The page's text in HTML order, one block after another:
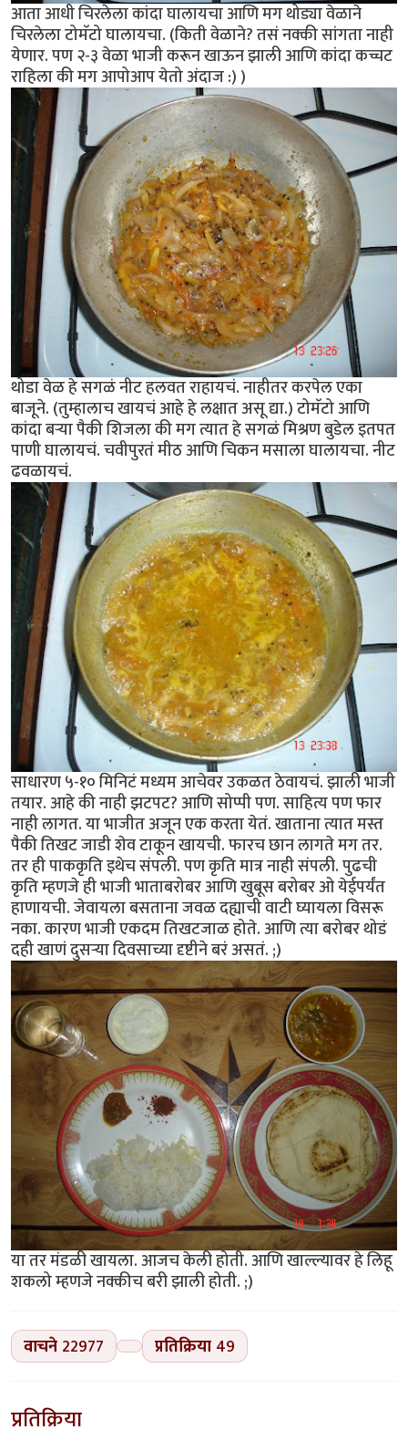
आता आधी चिरलेला कांदा घालायचा आणि मग थोड्या वेळाने
चिरलेला टोमॅटो घालायचा. (किती वेळाने? तसं नक्की सांगता नाही
येणार. पण २-३ वेळा भाजी करून खाऊन झाली आणि कांदा कच्चट
राहिला की मग आपोआप येतो अंदाज :) )
थोडा वेळ हे सगळं नीट हलवत राहायचं. नाहीतर करपेल एका
बाजूने. (तुम्हालाच खायचं आहे हे लक्षात असू द्या.) टोमॅटो आणि
कांदा बर्‍या पैकी शिजला की मग त्यात हे सगळं मिश्रण बुडेल इतपत
पाणी घालायचं. चवीपुरतं मीठ आणि चिकन मसाला घालायचा. नीट
ढवळायचं.
साधारण ५-१० मिनिटं मध्यम आचेवर उकळत ठेवायचं. झाली भाजी
तयार. आहे की नाही झटपट? आणि सोप्पी पण. साहित्य पण फार
नाही लागत. या भाजीत अजून एक करता येतं. खाताना त्यात मस्त
पैकी तिखट जाडी शेव टाकून खायची. फारच छान लागते मग तर.
तर ही पाककृति इथेच संपली. पण कृति मात्र नाही संपली. पुढची
कृति म्हणजे ही भाजी भाताबरोबर आणि खुबूस बरोबर ओ येईपर्यंत
हाणायची. जेवायला बसताना जवळ दह्याची वाटी घ्यायला विसरू
नका. कारण भाजी एकदम तिखटजाळ होते. आणि त्या बरोबर थोडं
दही खाणं दुसर्‍या दिवसाच्या दृष्टीने बरं असतं. ;)
या तर मंडळी खायला. आजच केली होती. आणि खाल्ल्यावर हे लिहू
शकलो म्हणजे नक्कीच बरी झाली होती. ;)
वाचने 22977 प्रतिक्रिया 49
प्रतिक्रिया